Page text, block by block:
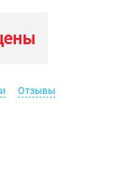
Отзывы